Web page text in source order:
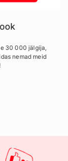
30 000 jälgija,
nemad meid